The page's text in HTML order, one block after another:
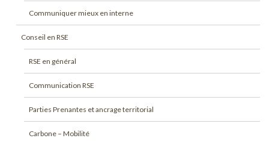
Communiquer mieux en interne
Conseil en RSE
RSE en général
Communication RSE
Parties Prenantes et ancrage territorial
Carbone – Mobilité